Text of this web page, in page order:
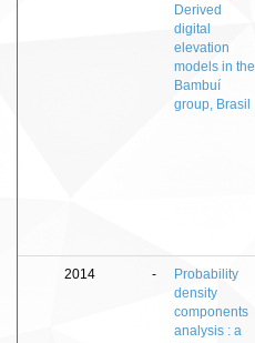
Derived
digital
elevation
models in the
Bambuí
group, Brasil
2014 -
Probability
density
components
analysis : a